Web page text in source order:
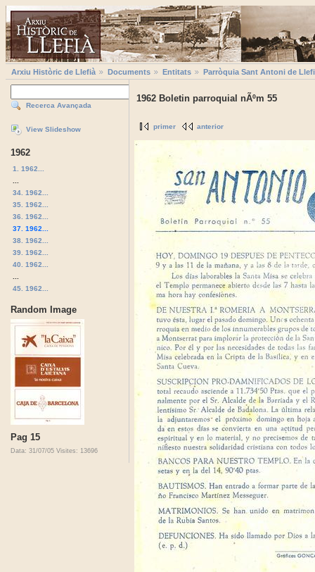
Arxiu Històric de Llefià Documents Entitats Parròquia Sant Antoni de
Recerca Avançada
View Slideshow
1962
1. 1962...
34. 1962...
35. 1962...
36. 1962...
37. 1962...
38. 1962...
39. 1962...
40. 1962...
45. 1962...
Random Image
Pag 15
Data: 31/07/05 Visites: 13696
1962 Boletin parroquial nÃºm 55
primer anterior